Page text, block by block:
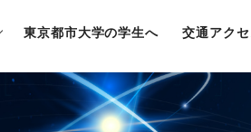
東京都市大学の学生へ 交通アク